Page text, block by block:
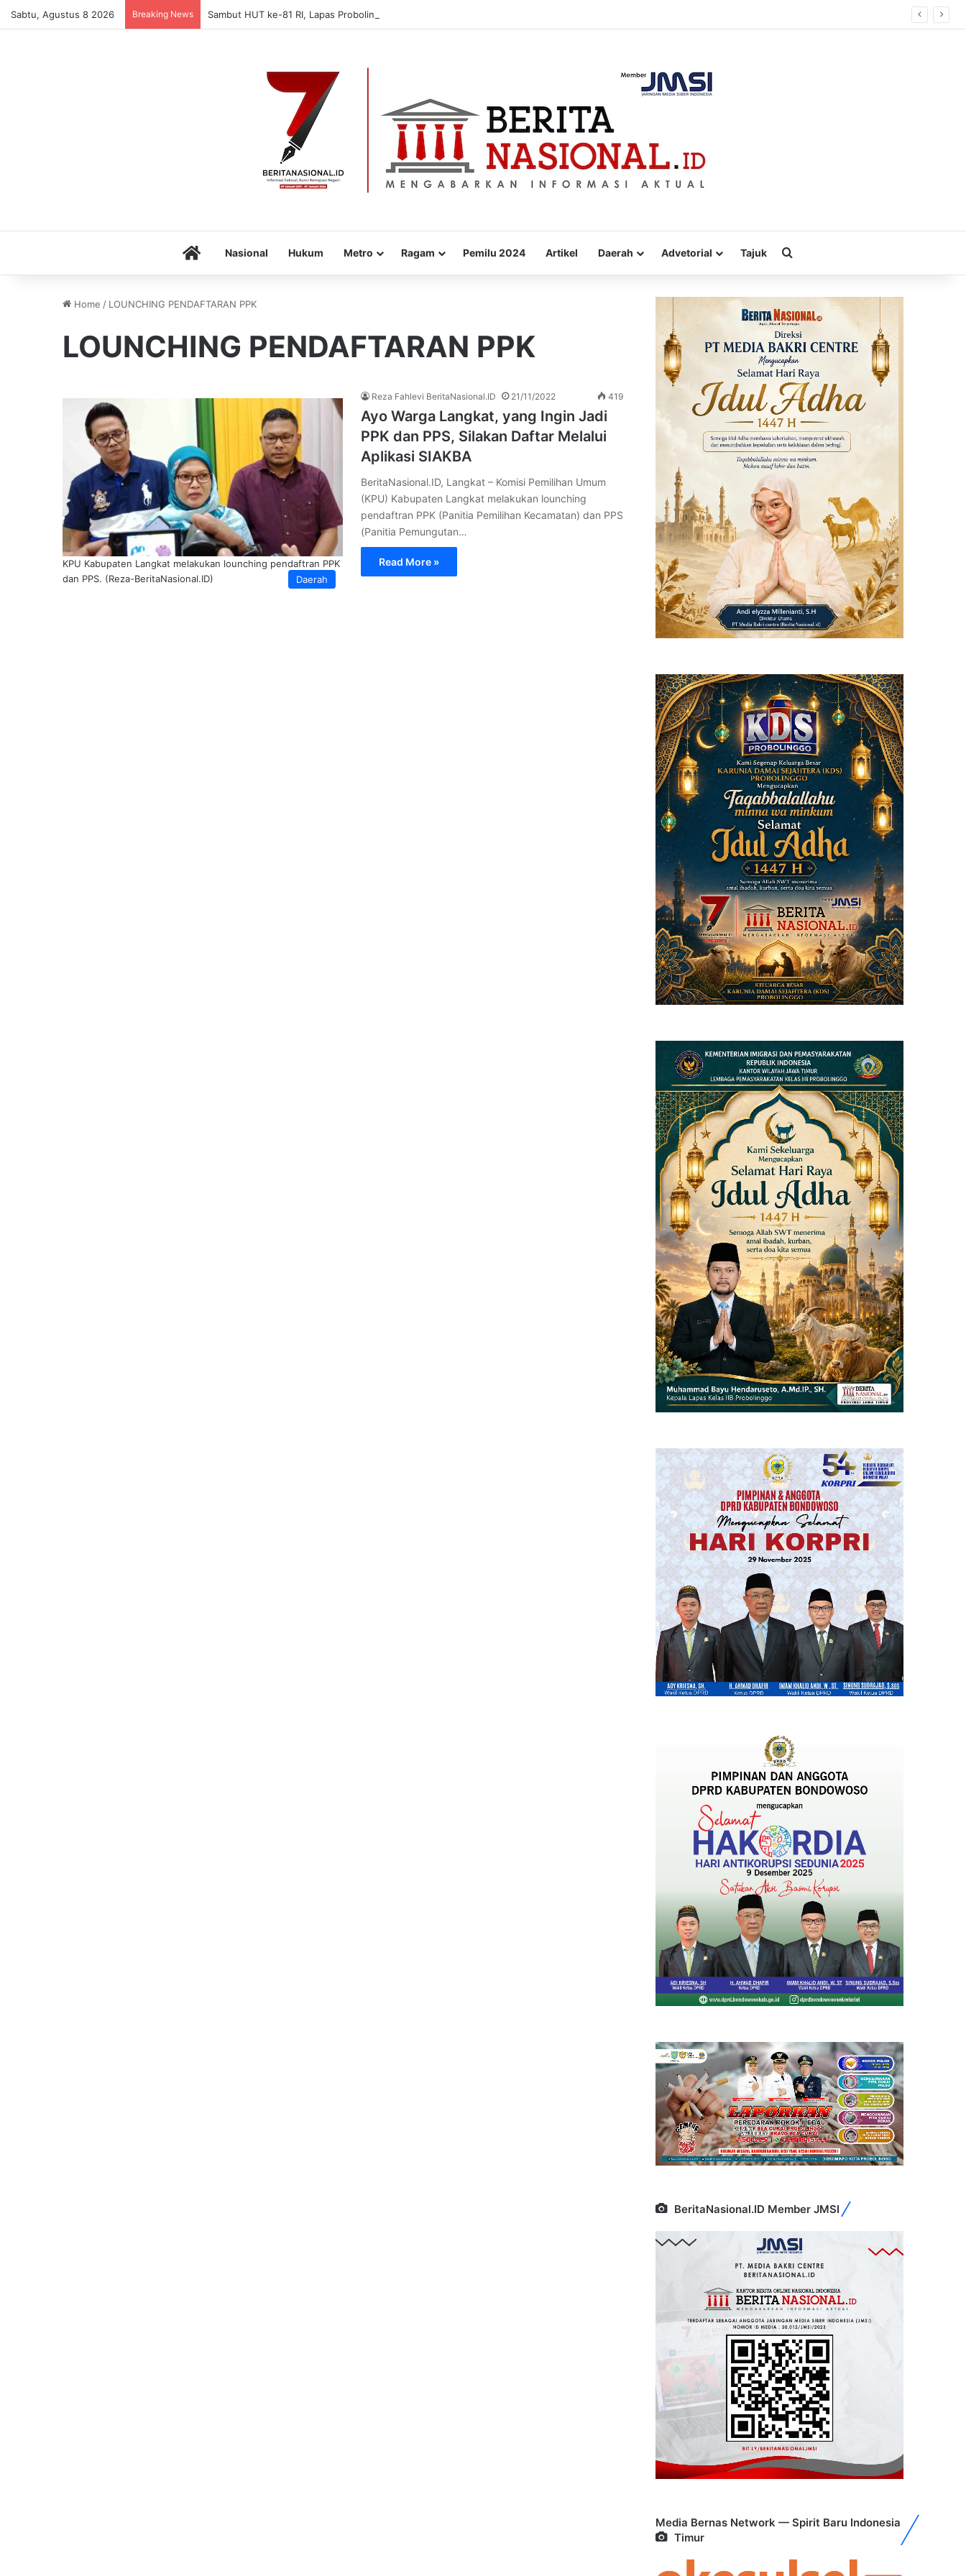
Sabtu, Agustus 8 2026 Breaking News Sambut HUT ke-81 RI, Lapas Probolinggo Donorkan Puluhan Kantong Darah untuk Masyarakat
HomeNasional Hukum Metro Ragam Pemilu 2024 Artikel Daerah Advetorial Tajuk
Home / LOUNCHING PENDAFTARAN PPK
LOUNCHING PENDAFTARAN PPK
Daerah
KPU Kabupaten Langkat melakukan lounching pendaftran PPK
dan PPS. (Reza-BeritaNasional.ID)
Reza Fahlevi BeritaNasional.ID 21/11/2022 419
Ayo Warga Langkat, yang Ingin Jadi
PPK dan PPS, Silakan Daftar Melalui
Aplikasi SIAKBA
BeritaNasional.ID, Langkat – Komisi Pemilihan Umum
(KPU) Kabupaten Langkat melakukan lounching
pendaftran PPK (Panitia Pemilihan Kecamatan) dan PPS
(Panitia Pemungutan…
Read More »
BeritaNasional.ID Member JMSI
Media Bernas Network — Spirit Baru Indonesia
Timur